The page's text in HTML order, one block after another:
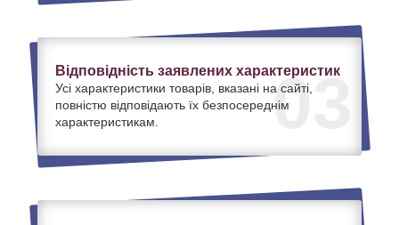
03
Відповідність заявлених характеристик
Усі характеристики товарів, вказані на сайті,
повністю відповідають їх безпосереднім
характеристикам.